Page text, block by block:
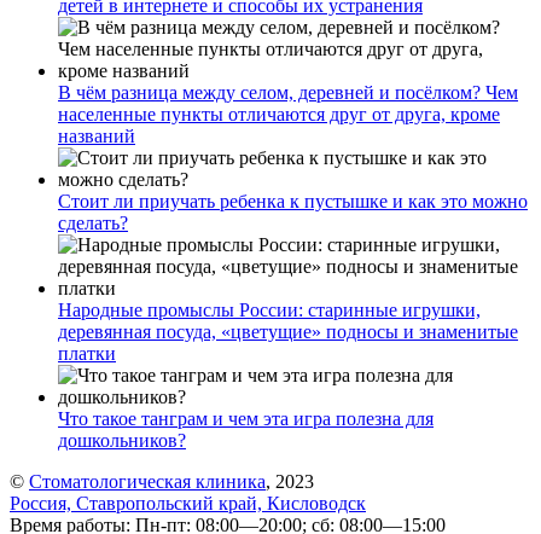
детей в интернете и способы их устранения
В чём разница между селом, деревней и посёлком? Чем
населенные пункты отличаются друг от друга, кроме
названий
Стоит ли приучать ребенка к пустышке и как это можно
сделать?
Народные промыслы России: старинные игрушки,
деревянная посуда, «цветущие» подносы и знаменитые
платки
Что такое танграм и чем эта игра полезна для
дошкольников?
© Стоматологическая клиника, 2023
Россия, Ставропольский край, Кисловодск
Время работы: Пн-пт: 08:00—20:00; сб: 08:00—15:00